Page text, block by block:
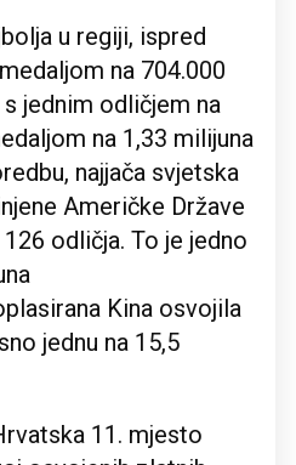
u regiji, ispred
na 704.000
jednim odličjem na
na 1,33 milijuna
najjača svjetska
Američke Države
odličja. To je jedno
Kina osvojila
jednu na 15,5
11. mjesto